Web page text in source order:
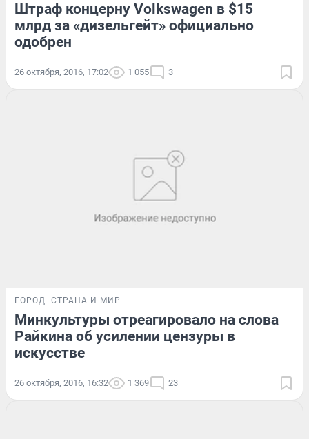
Штраф концерну Volkswagen в $15
млрд за «дизельгейт» официально
одобрен
26 октября, 2016, 17:02 1 055 3
ГОРОД СТРАНА И МИР
Минкультуры отреагировало на слова
Райкина об усилении цензуры в
искусстве
26 октября, 2016, 16:32 1 369 23